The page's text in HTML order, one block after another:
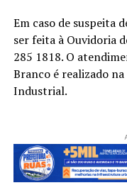
Em caso de suspeita
ser feita à Ouvidoria
285 1818. O
Branco é realizado
Industrial.